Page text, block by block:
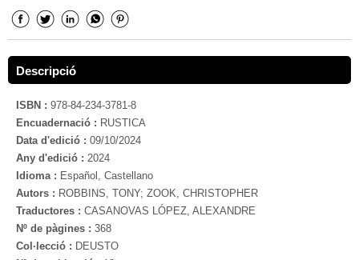
Descripció
ISBN : 978-84-234-3781-8
Encuadernació : RUSTICA
Data d'edició : 09/10/2024
Any d'edició : 2024
Idioma : Español, Castellano
Autors : ROBBINS, TONY; ZOOK, CHRISTOPHER
Traductores : CASANOVAS LÓPEZ, ALEXANDRE
Nº de pàgines : 368
Col·lecció : DEUSTO